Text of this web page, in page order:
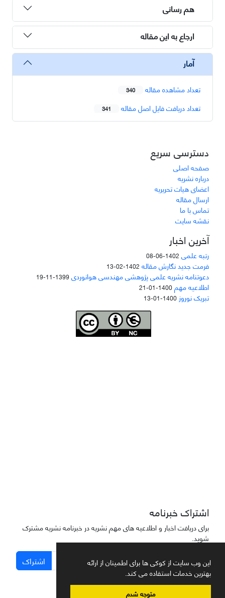
این وب سایت از کوکی ها برای اطمینان از ارائه
بهترین خدمات استفاده می کند.
متوجه شدم
هم رسانی
ارجاع به این مقاله
آمار
تعداد مشاهده مقاله 340
تعداد دریافت فایل اصل مقاله 341
دسترسی سریع
صفحه اصلی
درباره نشریه
اعضای هیات تحریریه
ارسال مقاله
تماس با ما
نقشه سایت
آخرین اخبار
رتبه علمی 1402-06-08
فرمت جدید نگارش مقاله 1402-02-13
دعوتنامه نشریه علمی پژوهشی مهندسی هوانوردی1399-11-19
اطلاعیه مهم1400-01-21
تبریک نوروز 1400-01-13
اشتراک خبرنامه
برای دریافت اخبار و اطلاعیه های مهم نشریه در خبرنامه نشریه مشترک
شوید.
اشتراک